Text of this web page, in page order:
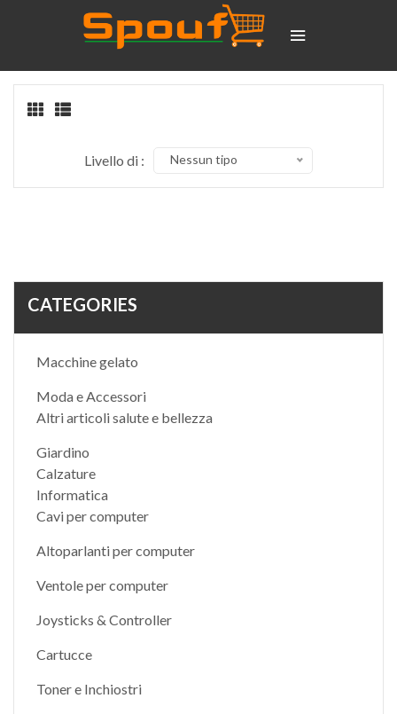
CATEGORIES
Macchine gelato
Moda e Accessori
Altri articoli salute e bellezza
Giardino
Calzature
Informatica
Cavi per computer
Altoparlanti per computer
Ventole per computer
Joysticks & Controller
Cartucce
Toner e Inchiostri
Livello di : Nessun tipo